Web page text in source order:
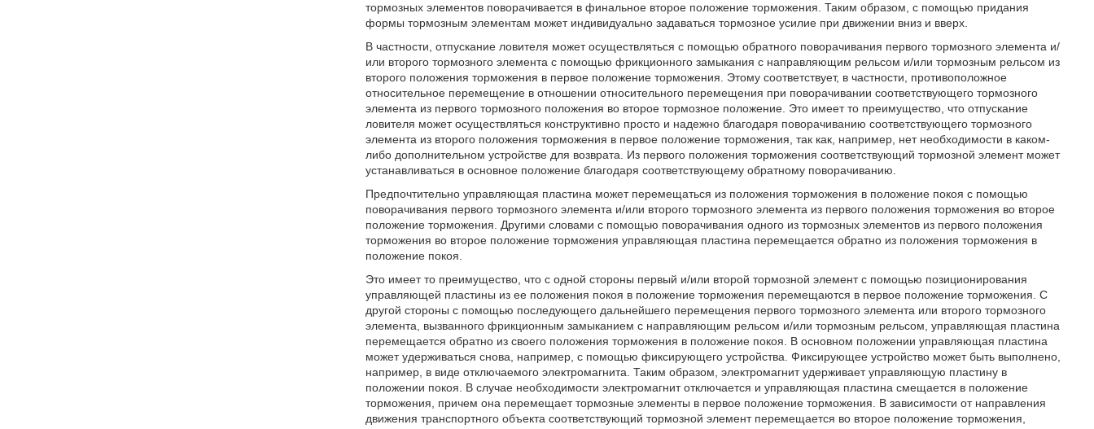
тормозных элементов поворачивается в финальное второе положение торможения. Таким образом, с помощью придания
формы тормозным элементам может индивидуально задаваться тормозное усилие при движении вниз и вверх.
В частности, отпускание ловителя может осуществляться с помощью обратного поворачивания первого тормозного элемента и/
или второго тормозного элемента с помощью фрикционного замыкания с направляющим рельсом и/или тормозным рельсом из
второго положения торможения в первое положение торможения. Этому соответствует, в частности, противоположное
относительное перемещение в отношении относительного перемещения при поворачивании соответствующего тормозного
элемента из первого тормозного положения во второе тормозное положение. Это имеет то преимущество, что отпускание
ловителя может осуществляться конструктивно просто и надежно благодаря поворачиванию соответствующего тормозного
элемента из второго положения торможения в первое положение торможения, так как, например, нет необходимости в каком-
либо дополнительном устройстве для возврата. Из первого положения торможения соответствующий тормозной элемент может
устанавливаться в основное положение благодаря соответствующему обратному поворачиванию.
Предпочтительно управляющая пластина может перемещаться из положения торможения в положение покоя с помощью
поворачивания первого тормозного элемента и/или второго тормозного элемента из первого положения торможения во второе
положение торможения. Другими словами с помощью поворачивания одного из тормозных элементов из первого положения
торможения во второе положение торможения управляющая пластина перемещается обратно из положения торможения в
положение покоя.
Это имеет то преимущество, что с одной стороны первый и/или второй тормозной элемент с помощью позиционирования
управляющей пластины из ее положения покоя в положение торможения перемещаются в первое положение торможения. С
другой стороны с помощью последующего дальнейшего перемещения первого тормозного элемента или второго тормозного
элемента, вызванного фрикционным замыканием с направляющим рельсом и/или тормозным рельсом, управляющая пластина
перемещается обратно из своего положения торможения в положение покоя. В основном положении управляющая пластина
может удерживаться снова, например, с помощью фиксирующего устройства. Фиксирующее устройство может быть выполнено,
например, в виде отключаемого электромагнита. Таким образом, электромагнит удерживает управляющую пластину в
положении покоя. В случае необходимости электромагнит отключается и управляющая пластина смещается в положение
торможения, причем она перемещает тормозные элементы в первое положение торможения. В зависимости от направления
движения транспортного объекта соответствующий тормозной элемент перемещается во второе положение торможения,